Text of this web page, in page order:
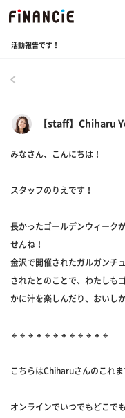
活動報告です！
【staff】Chiharu
みなさん、こんにちは！
スタッフのりえです！
長かったゴールデンウィーク
せんね！
金沢で開催されたガルガンチ
されたとのことで、わたしも
かに汁を楽しんだり、おいし
🔸🔸🔸🔸🔸🔸🔸🔸🔸🔸🔸🔸
こちらはChiharuさんのこれ
オンラインでいつでもどこで